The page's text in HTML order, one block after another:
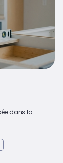
dans la